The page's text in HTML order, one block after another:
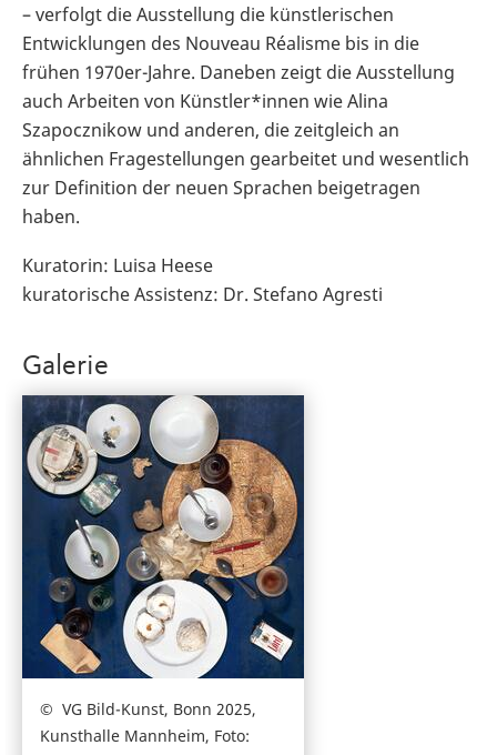
– verfolgt die Ausstellung die künstlerischen
Entwicklungen des Nouveau Réalisme bis in die
frühen 1970er-Jahre. Daneben zeigt die Ausstellung
auch Arbeiten von Künstler*innen wie Alina
Szapocznikow und anderen, die zeitgleich an
ähnlichen Fragestellungen gearbeitet und wesentlich
zur Definition der neuen Sprachen beigetragen
haben.
Kuratorin: Luisa Heese
kuratorische Assistenz: Dr. Stefano Agresti
Galerie
VG Bild-Kunst, Bonn 2025,
Kunsthalle Mannheim, Foto: